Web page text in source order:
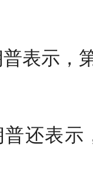
表示，
普还表示